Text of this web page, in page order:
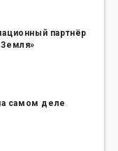
партнёр
самом деле